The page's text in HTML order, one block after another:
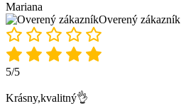
Mariana
Overený zákazník
5/5
Krásny,kvalitný👌